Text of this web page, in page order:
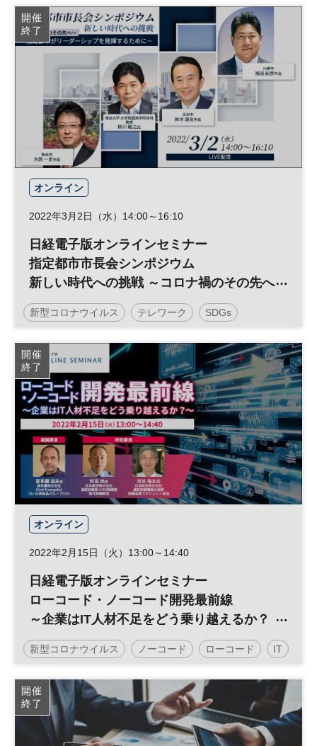
日経ソーシャルビジネスコンテスト
SDGs
開催
終了
オンライン
2022年3月2日（水）14:00～16:10
日経電子版オンラインセミナー
指定都市市長会シンポジウム
新しい時代への挑戦 ～コロナ禍のその先へ
～
－指定都市がリーダーシップを発揮するた
めに－
新型コロナウイルス テレワーク SDGs
デジタル DX
日経オンラインセミナー
開催
終了
オンライン
2022年2月15日（火）13:00～14:40
日経電子版オンラインセミナー
ローコード・ノーコード開発最前線
～企業はIT人材不足をどう乗り越えるか？
～
新型コロナウイルス ノーコード ローコード IT
デジタル DX
日経オンラインセミナー
開催
終了